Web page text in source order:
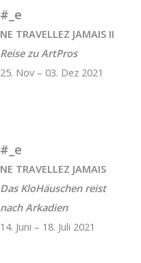
#_e
NE TRAVELLEZ JAMAIS II
Reise zu ArtPros
25. Nov – 03. Dez 2021
#_e
NE TRAVELLEZ JAMAIS
Das KloHäuschen reist
nach Arkadien
14. Juni – 18. Juli 2021